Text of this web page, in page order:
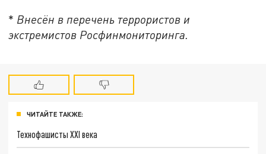
* Внесён в перечень террористов и
экстремистов Росфинмониторинга.
ЧИТАЙТЕ ТАКЖЕ:
Технофашисты XXI века